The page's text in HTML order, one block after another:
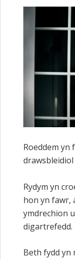
Roeddem yn
drawsbleidiol
Rydym yn
hon yn fawr,
ymdrechion
digartrefedd.
Beth fydd yn